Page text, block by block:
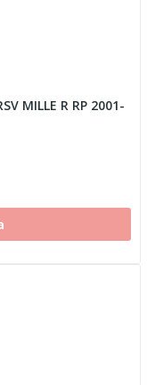
MILLE R RP 2001-